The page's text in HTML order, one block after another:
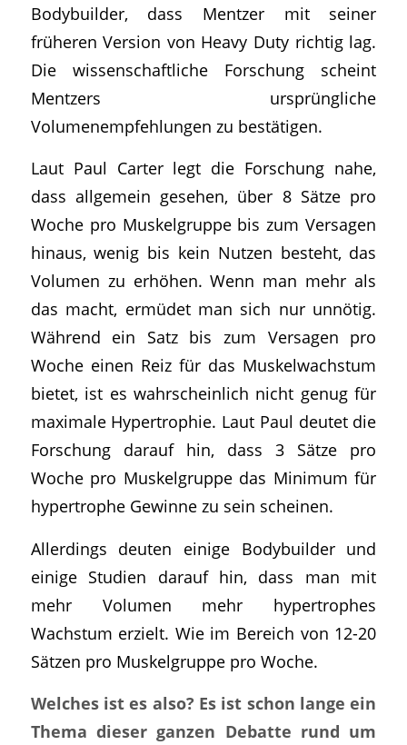
Bodybuilder, dass Mentzer mit seiner
früheren Version von Heavy Duty richtig lag.
Die wissenschaftliche Forschung scheint
Mentzers ursprüngliche
Volumenempfehlungen zu bestätigen.
Laut Paul Carter legt die Forschung nahe,
dass allgemein gesehen, über 8 Sätze pro
Woche pro Muskelgruppe bis zum Versagen
hinaus, wenig bis kein Nutzen besteht, das
Volumen zu erhöhen. Wenn man mehr als
das macht, ermüdet man sich nur unnötig.
Während ein Satz bis zum Versagen pro
Woche einen Reiz für das Muskelwachstum
bietet, ist es wahrscheinlich nicht genug für
maximale Hypertrophie. Laut Paul deutet die
Forschung darauf hin, dass 3 Sätze pro
Woche pro Muskelgruppe das Minimum für
hypertrophe Gewinne zu sein scheinen.
Allerdings deuten einige Bodybuilder und
einige Studien darauf hin, dass man mit
mehr Volumen mehr hypertrophes
Wachstum erzielt. Wie im Bereich von 12-20
Sätzen pro Muskelgruppe pro Woche.
Welches ist es also? Es ist schon lange ein
Thema dieser ganzen Debatte rund um